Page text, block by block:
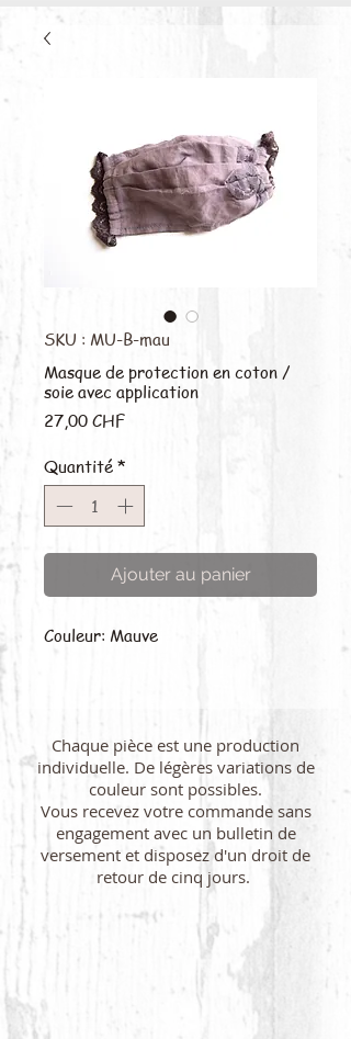
SKU : MU-B-mau
Masque de protection en coton /
soie avec application
27,00 CHFPrix
Quantité *
Ajouter au panier
Couleur: Mauve
Chaque pièce est une production
individuelle. De légères variations de
couleur sont possibles.
Vous recevez votre commande sans
engagement avec un bulletin de
versement et disposez d'un droit de
retour de cinq jours.